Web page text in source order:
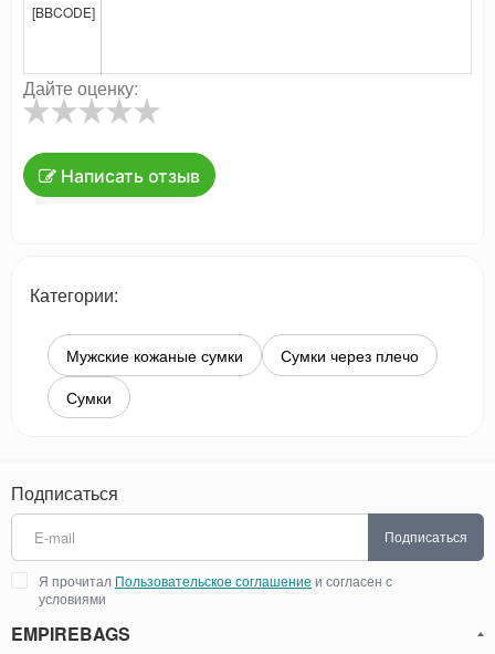
[BBCODE]
Дайте оценку:
Написать отзыв
Категории:
Мужские кожаные сумки
Сумки через плечо
Сумки
Подписаться
Подписаться
Я прочитал Пользовательское соглашение и согласен с
условиями
EMPIREBAGS